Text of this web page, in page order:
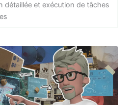
détaillée et exécution de tâches